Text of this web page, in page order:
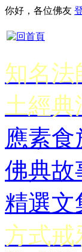
你好，各位佛友
知名法
土經典
應素食
佛典故
精選文
方式戒